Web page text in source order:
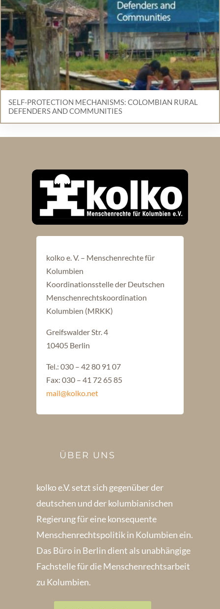
SELF-PROTECTION MECHANISMS: COLOMBIAN RURAL
DEFENDERS AND COMMUNITIES
kolko e. V. – Menschenrechte für
Kolumbien
Koordinationsstelle der Deutschen
Menschenrechtskoordination
Kolumbien (MRKK)
Greifswalder Str. 4
10405 Berlin
Tel.: 030 – 42 80 91 07
Fax: 030 – 41 72 65 85
mail@kolko.net
ÜBER UNS
kolko e.V. setzt sich gegenüber der
deutschen und der kolumbianischen
Regierung für eine konsequente
Menschenrechts­politik in Kolum­bien ein.
Das Büro in Berlin dient als unabhängige
Fachstelle für die Menschen­rechtsarbeit
zu Kolumbien.